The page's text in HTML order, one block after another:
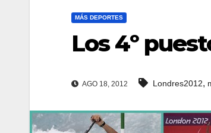
MÁS DEPORTES
Los 4º
AGO 18, 2012 Londres2012,